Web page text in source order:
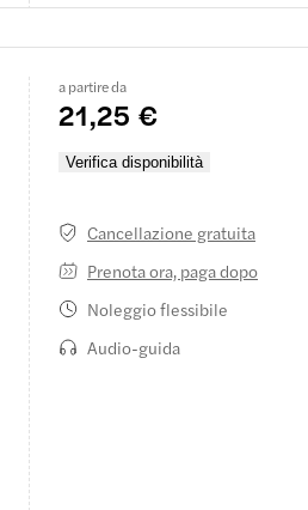
a partire da
21,25 €
Verifica disponibilità
Cancellazione gratuita
Prenota ora, paga dopo
Noleggio flessibile
Audio-guida